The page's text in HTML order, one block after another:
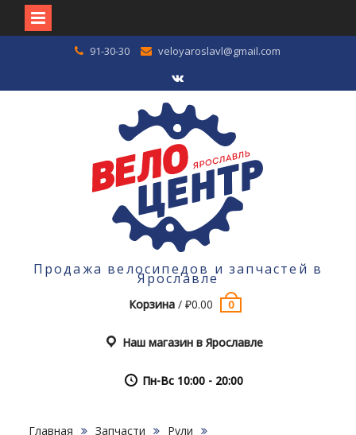
91-30-30 veloyaroslavl@gmail.com
VK
Продажа велосипедов и запчастей в
Ярославле
Корзина /₽0.00 0
Наш магазин в Ярославле
Пн-Вс 10:00 - 20:00
Главная Запчасти
Рули